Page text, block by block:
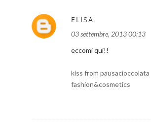
ELISA
03 settembre, 2013 00:13
eccomi qui!!
kiss from pausacioccolata
fashion&cosmetics